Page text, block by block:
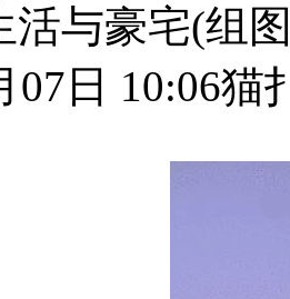
活与豪宅(组
07日 10:06猫